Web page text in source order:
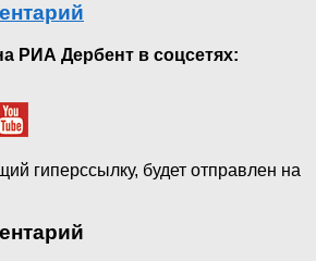
РИА Дербент в соцсетях:
гиперссылку, будет отправлен на